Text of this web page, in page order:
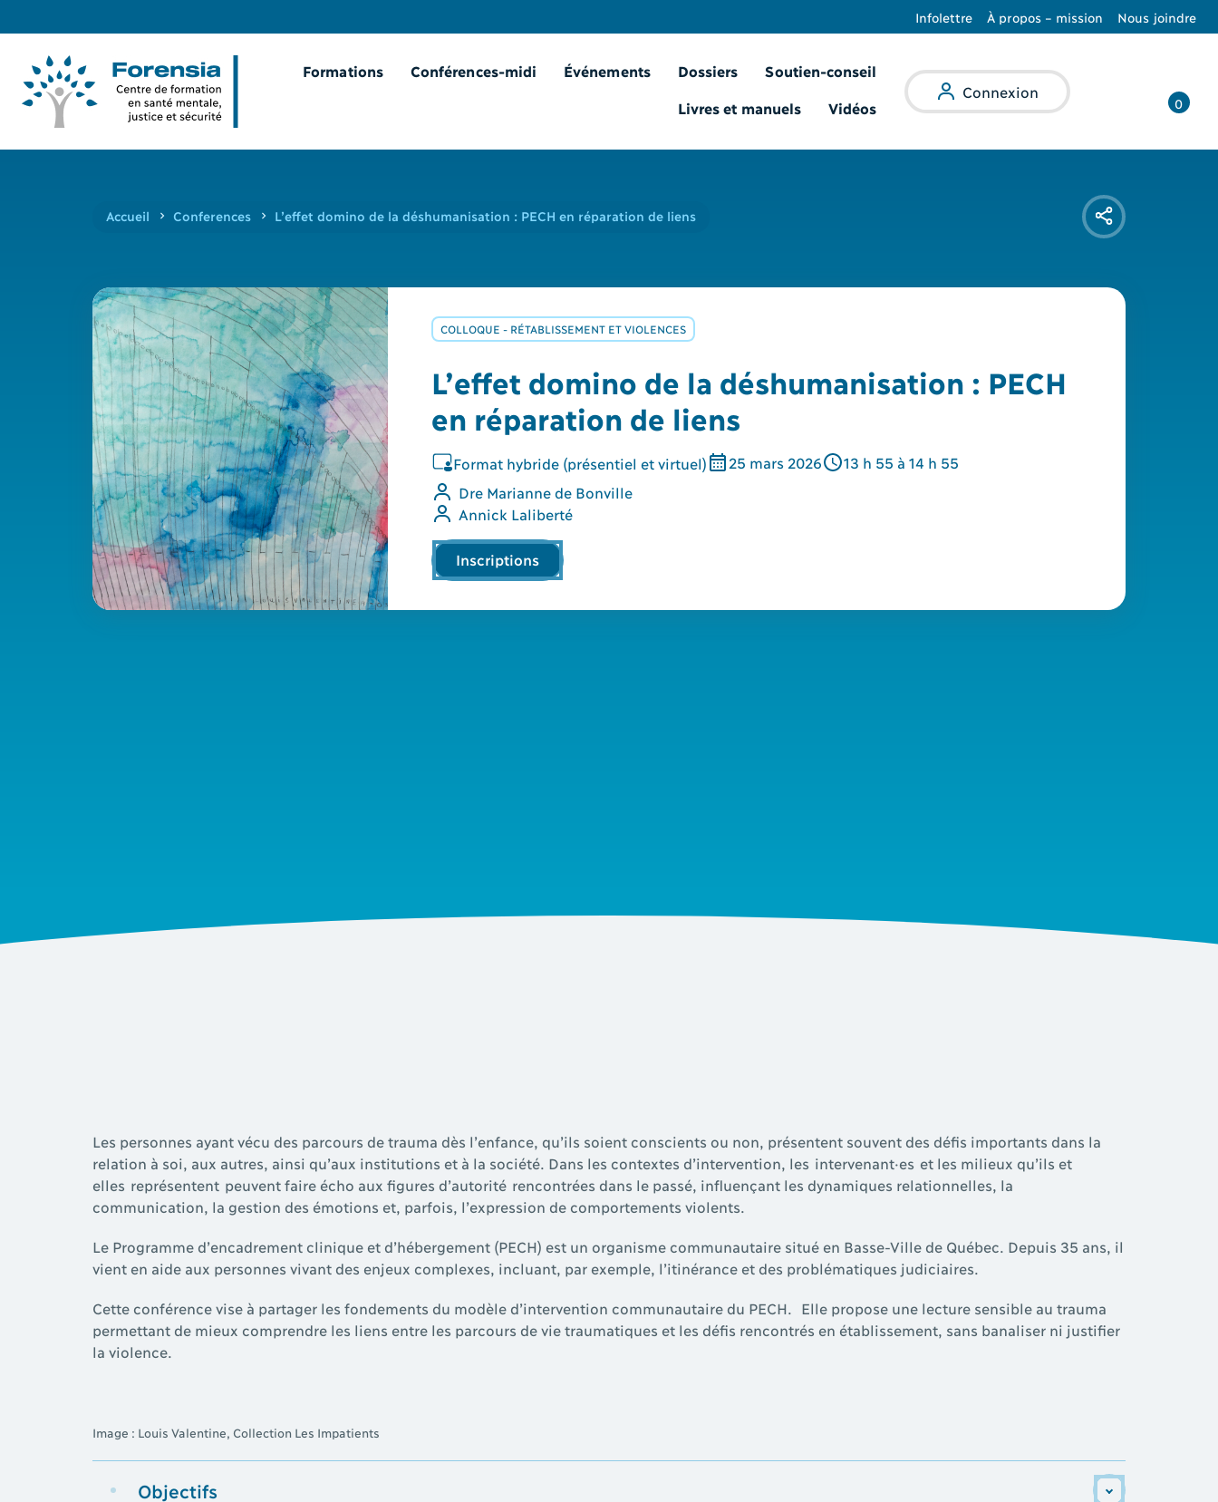
Infolettre À propos – mission Nous joindre
Formations Conférences-midi Événements Dossiers Soutien-conseil
Livres et manuels Vidéos
Connexion
0
Accueil Conferences L’effet domino de la déshumanisation : PECH en réparation de liens
COLLOQUE - RÉTABLISSEMENT ET VIOLENCES
L’effet domino de la déshumanisation : PECH
en réparation de liens
Format hybride (présentiel et virtuel) 25 mars 2026
13 h 55 à 14 h 55
Dre Marianne de Bonville
Annick Laliberté
Inscriptions
Les personnes ayant vécu des parcours de trauma dès l’enfance, qu’ils soient conscients ou non, présentent souvent des défis importants dans la
relation à soi, aux autres, ainsi qu’aux institutions et à la société. Dans les contextes d’intervention, les intervenant·es et les milieux qu’ils et
elles représentent peuvent faire écho aux figures d’autorité rencontrées dans le passé, influençant les dynamiques relationnelles, la
communication, la gestion des émotions et, parfois, l’expression de comportements violents.
Le Programme d’encadrement clinique et d’hébergement (PECH) est un organisme communautaire situé en Basse-Ville de Québec. Depuis 35 ans, il
vient en aide aux personnes vivant des enjeux complexes, incluant, par exemple, l’itinérance et des problématiques judiciaires.
Cette conférence vise à partager les fondements du modèle d’intervention communautaire du PECH. Elle propose une lecture sensible au trauma
permettant de mieux comprendre les liens entre les parcours de vie traumatiques et les défis rencontrés en établissement, sans banaliser ni justifier
la violence.
Image : Louis Valentine, Collection Les Impatients
Objectifs